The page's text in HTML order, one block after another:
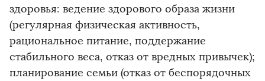
здоровья: ведение здорового образа жизни
(регулярная физическая активность,
рациональное питание, поддержание
стабильного веса, отказ от вредных привычек);
планирование семьи (отказ от беспорядочных